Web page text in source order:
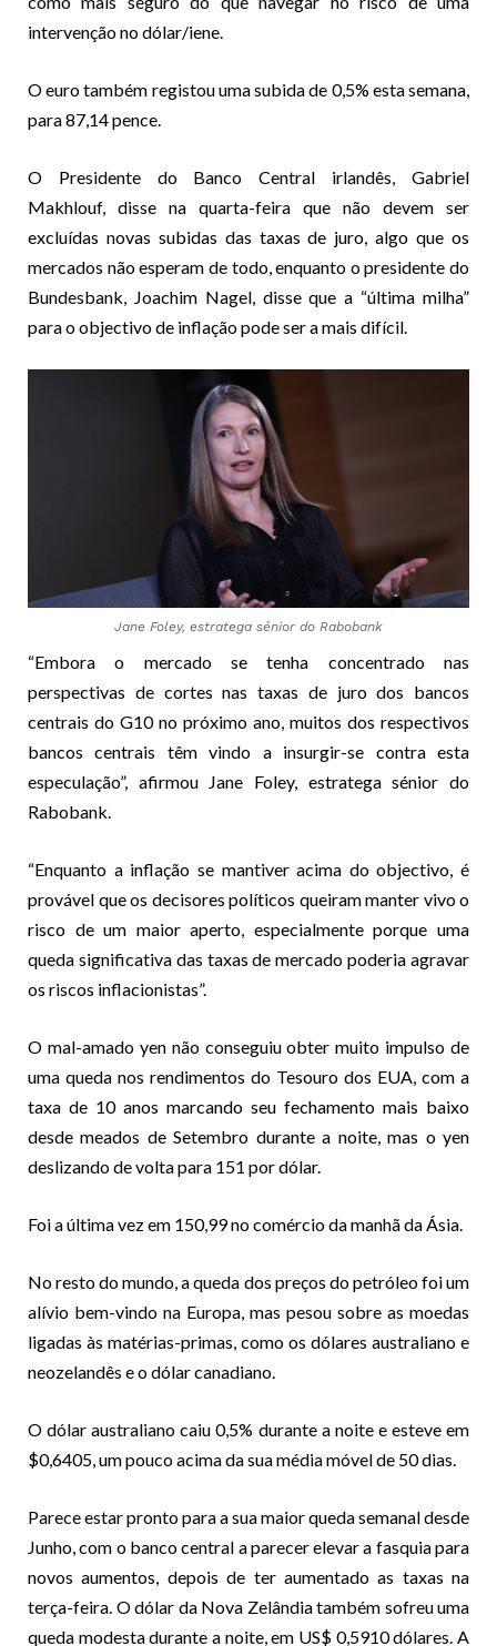
intervenção no dólar/iene.
O euro também registou uma subida de 0,5% esta semana,
para 87,14 pence.
O Presidente do Banco Central irlandês, Gabriel
Makhlouf, disse na quarta-feira que não devem ser
excluídas novas subidas das taxas de juro, algo que os
mercados não esperam de todo, enquanto o presidente do
Bundesbank, Joachim Nagel, disse que a “última milha”
para o objectivo de inflação pode ser a mais difícil.
Jane Foley, estratega sénior do Rabobank
“Embora o mercado se tenha concentrado nas
perspectivas de cortes nas taxas de juro dos bancos
centrais do G10 no próximo ano, muitos dos respectivos
bancos centrais têm vindo a insurgir-se contra esta
especulação”, afirmou Jane Foley, estratega sénior do
Rabobank.
“Enquanto a inflação se mantiver acima do objectivo, é
provável que os decisores políticos queiram manter vivo o
risco de um maior aperto, especialmente porque uma
queda significativa das taxas de mercado poderia agravar
os riscos inflacionistas”.
O mal-amado yen não conseguiu obter muito impulso de
uma queda nos rendimentos do Tesouro dos EUA, com a
taxa de 10 anos marcando seu fechamento mais baixo
desde meados de Setembro durante a noite, mas o yen
deslizando de volta para 151 por dólar.
Foi a última vez em 150,99 no comércio da manhã da Ásia.
No resto do mundo, a queda dos preços do petróleo foi um
alívio bem-vindo na Europa, mas pesou sobre as moedas
ligadas às matérias-primas, como os dólares australiano e
neozelandês e o dólar canadiano.
O dólar australiano caiu 0,5% durante a noite e esteve em
$0,6405, um pouco acima da sua média móvel de 50 dias.
Parece estar pronto para a sua maior queda semanal desde
Junho, com o banco central a parecer elevar a fasquia para
novos aumentos, depois de ter aumentado as taxas na
terça-feira. O dólar da Nova Zelândia também sofreu uma
queda modesta durante a noite, em US$ 0,5910 dólares. A